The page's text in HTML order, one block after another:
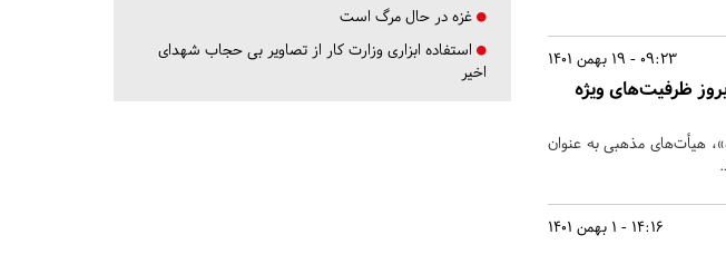
09:23 - 19 بهمن 1401
ظرفیت‌های ویژه
هیأت‌های مذهبی به عنوان
14:16 - 1 بهمن 1401
غزه در حال مرگ است
استفاده ابزاری وزارت کار از تصاویر بی حجاب شهدای
اخیر